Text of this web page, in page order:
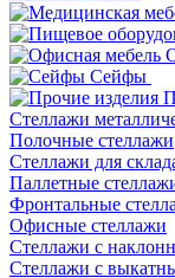
Сейфы
Стеллажи
Полочные стеллажи
Стеллажи для
Паллетные
Фронтальные
Офисные стеллажи
Стеллажи с
Стеллажи с